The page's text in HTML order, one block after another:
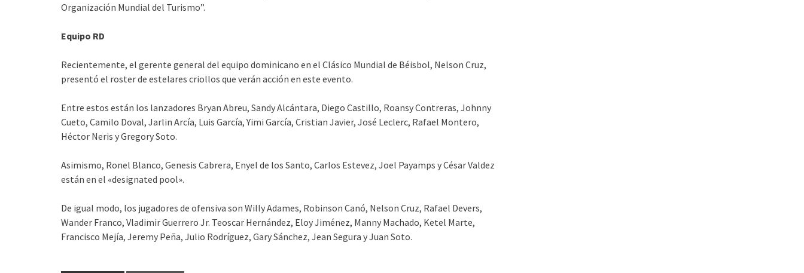
Organización Mundial del Turismo”.
Equipo RD
Recientemente, el gerente general del equipo dominicano en el Clásico Mundial de Béisbol, Nelson Cruz,
presentó el roster de estelares criollos que verán acción en este evento.
Entre estos están los lanzadores Bryan Abreu, Sandy Alcántara, Diego Castillo, Roansy Contreras, Johnny
Cueto, Camilo Doval, Jarlin Arcía, Luis García, Yimi García, Cristian Javier, José Leclerc, Rafael Montero,
Héctor Neris y Gregory Soto.
Asimismo, Ronel Blanco, Genesis Cabrera, Enyel de los Santo, Carlos Estevez, Joel Payamps y César Valdez
están en el «designated pool».
De igual modo, los jugadores de ofensiva son Willy Adames, Robinson Canó, Nelson Cruz, Rafael Devers,
Wander Franco, Vladimir Guerrero Jr. Teoscar Hernández, Eloy Jiménez, Manny Machado, Ketel Marte,
Francisco Mejía, Jeremy Peña, Julio Rodríguez, Gary Sánchez, Jean Segura y Juan Soto.